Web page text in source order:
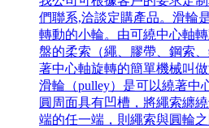
們聯系,洽談定購產品。滑輪
轉動的小輪。由可繞中心軸
盤的柔索（繩、膠帶、鋼索
著中心軸旋轉的簡單機械叫
滑輪（pulley）是可以繞著中
圓周面具有凹槽，將繩索纏
端的任一端，則繩索與圓輪